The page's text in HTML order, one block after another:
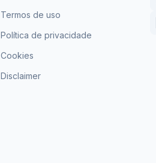
Termos de uso
Política de privacidade
Cookies
Disclaimer